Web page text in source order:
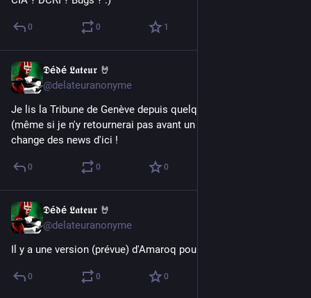
0 0 1
𝕯é𝖉é 𝕷𝖆𝖙𝖊𝖚𝖗 🤘
@delateuranonyme
Je lis la Tribune de Genève depuis quelques jours, ça détend
(même si je n'y retournerai pas avant un bon moment), ça
change des news d'ici !
0 0 0
𝕯é𝖉é 𝕷𝖆𝖙𝖊𝖚𝖗 🤘
@delateuranonyme
Il y a une version (prévue) d'Amaroq pour iPad ?
0 0 0